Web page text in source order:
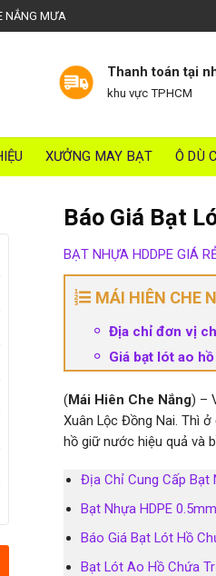
NẮNG MƯA
Thanh toán tại
khu vực TPHCM
XƯỞNG MAY BẠT Ô DÙ
Báo Giá Bạt
BẠT NHỰA HDDPE GIÁ
MÁI HIÊN CHE
Địa chỉ đơn vị
Giá bạt lót ao
(Mái Hiên Che Nắng) –
Xuân Lộc Đồng Nai. Thì
hồ giữ nước hiệu quả và
Địa Chỉ Cung Cấp Bạt
Bạt Nhựa HDPE
Báo Giá Bạt Lót Hồ
Bạt Lót Ao Hồ Chứa